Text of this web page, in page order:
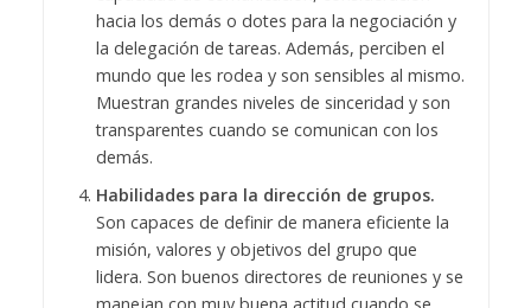
hacia los demás o dotes para la negociación y
la delegación de tareas. Además, perciben el
mundo que les rodea y son sensibles al mismo.
Muestran grandes niveles de sinceridad y son
transparentes cuando se comunican con los
demás.
Habilidades para la dirección de grupos.
Son capaces de definir de manera eficiente la
misión, valores y objetivos del grupo que
lidera. Son buenos directores de reuniones y se